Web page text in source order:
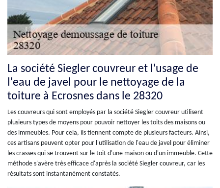
La société Siegler couvreur et l'usage de
l'eau de javel pour le nettoyage de la
toiture à Ecrosnes dans le 28320
Les couvreurs qui sont employés par la société Siegler couvreur utilisent
plusieurs types de moyens pour pouvoir nettoyer les toits des maisons ou
des immeubles. Pour cela, ils tiennent compte de plusieurs facteurs. Ainsi,
ces artisans peuvent opter pour l'utilisation de l'eau de javel pour éliminer
les crasses qui se trouvent sur le toit d'une maison ou d'un immeuble. Cette
méthode s'avère très efficace d'après la société Siegler couvreur, car les
résultats sont instantanément constatés.